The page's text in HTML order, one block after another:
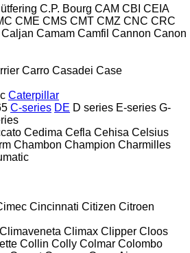
C.P. Bourg CAM CBI CEIA
CME CMS CMT CMZ CNC CRC
Caljan Camam Camfil Cannon Canon
Carro Casadei Case
Caterpillar
C-series DE D series E-series G-
Cedima Cefla Cehisa Celsius
Chambon Champion Charmilles
Cincinnati Citizen Citroen
Climaveneta Climax Clipper Cloos
Collin Colly Colmar Colombo